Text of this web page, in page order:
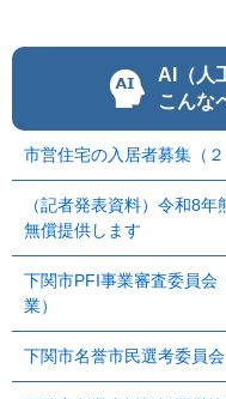
AI（人
こんな
市営住宅の入居者募集（２
（記者発表資料）令和8
無償提供します
下関市PFI事業審査委員会
業）
下関市名誉市民選考委員会